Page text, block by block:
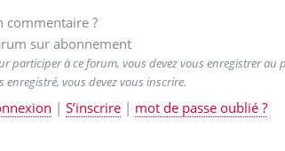
commentaire ?
sur abonnement
participer à ce forum, vous devez vous enregistrer au
enregistré, vous devez vous inscrire.
|S’inscrire | mot de passe oublié ?